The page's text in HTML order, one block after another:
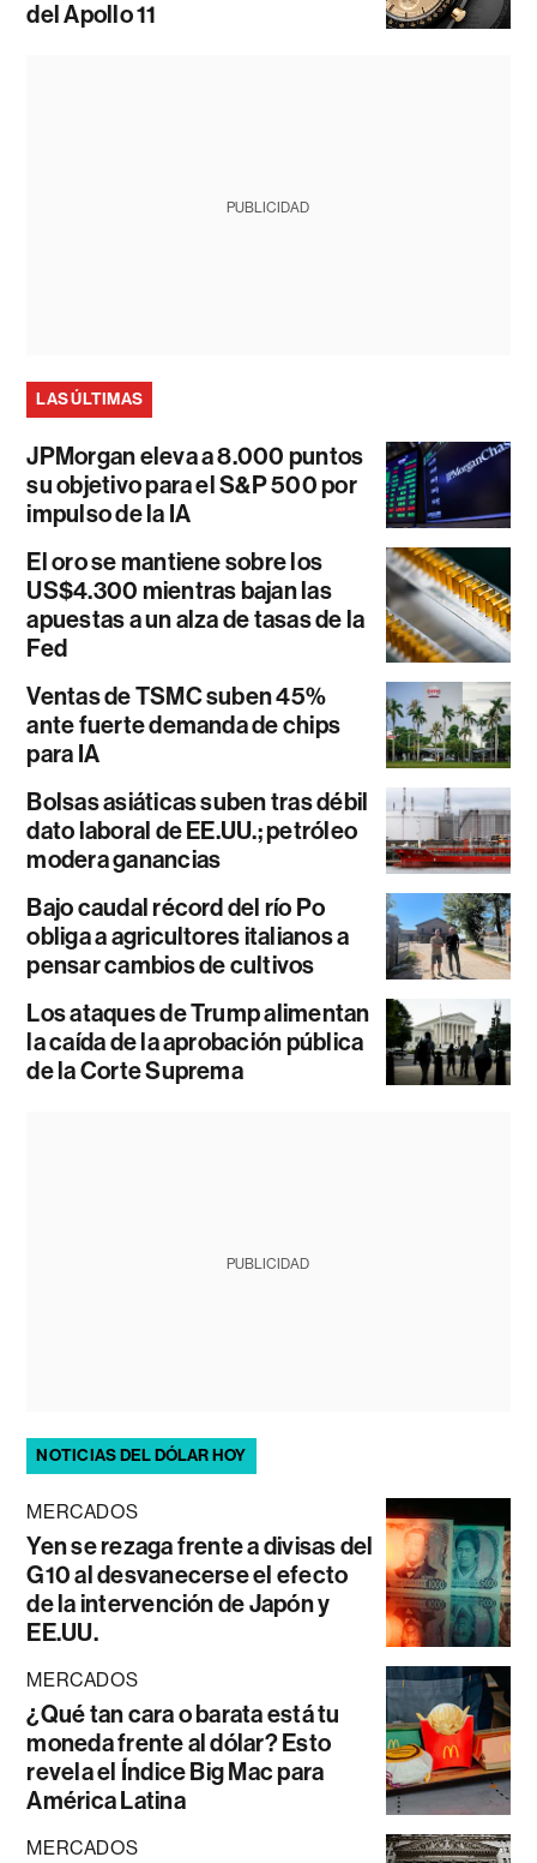
del Apollo 11
PUBLICIDAD
LAS ÚLTIMAS
JPMorgan eleva a 8.000 puntos
su objetivo para el S&P 500 por
impulso de la IA
El oro se mantiene sobre los
US$4.300 mientras bajan las
apuestas a un alza de tasas de la
Fed
Ventas de TSMC suben 45%
ante fuerte demanda de chips
para IA
Bolsas asiáticas suben tras débil
dato laboral de EE.UU.; petróleo
modera ganancias
Bajo caudal récord del río Po
obliga a agricultores italianos a
pensar cambios de cultivos
Los ataques de Trump alimentan
la caída de la aprobación pública
de la Corte Suprema
PUBLICIDAD
NOTICIAS DEL DÓLAR HOY
MERCADOS
Yen se rezaga frente a divisas del
G10 al desvanecerse el efecto
de la intervención de Japón y
EE.UU.
MERCADOS
¿Qué tan cara o barata está tu
moneda frente al dólar? Esto
revela el Índice Big Mac para
América Latina
MERCADOS